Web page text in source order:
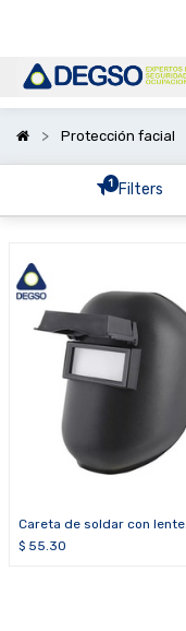
Protección facial
1 Filters
Careta de soldar con lente
movible
$ 55.30